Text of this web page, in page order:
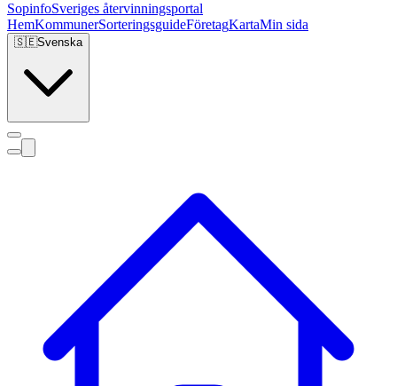
SopinfoSveriges återvinningsportal
HemKommunerSorteringsguideFöretagKartaMin sida
🇸🇪Svenska